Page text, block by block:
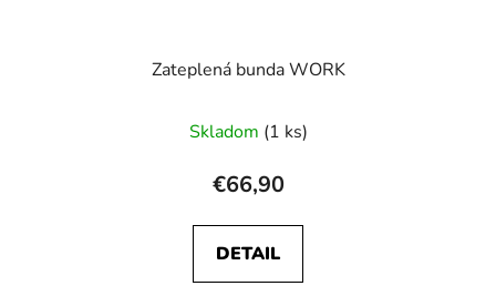
Zateplená bunda WORK
Skladom (1 ks)
€66,90
DETAIL